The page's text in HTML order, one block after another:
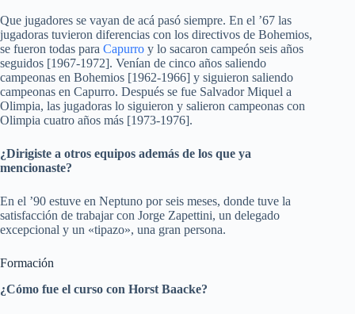
Que jugadores se vayan de acá pasó siempre. En el ’67 las
jugadoras tuvieron diferencias con los directivos de Bohemios,
se fueron todas para Capurro y lo sacaron campeón seis años
seguidos [1967-1972]. Venían de cinco años saliendo
campeonas en Bohemios [1962-1966] y siguieron saliendo
campeonas en Capurro. Después se fue Salvador Miquel a
Olimpia, las jugadoras lo siguieron y salieron campeonas con
Olimpia cuatro años más [1973-1976].
¿Dirigiste a otros equipos además de los que ya
mencionaste?
En el ’90 estuve en Neptuno por seis meses, donde tuve la
satisfacción de trabajar con Jorge Zapettini, un delegado
excepcional y un «tipazo», una gran persona.
Formación
¿Cómo fue el curso con Horst Baacke?